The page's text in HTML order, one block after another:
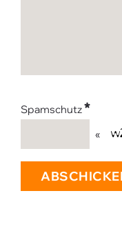
Spamschutz*
«